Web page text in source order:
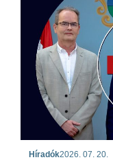
Híradók2026. 07. 20.